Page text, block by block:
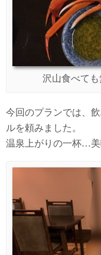
沢山食べても
今回のプランでは、
ルを頼みました。
温泉上がりの一杯…